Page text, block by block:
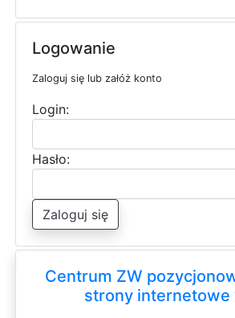
Logowanie
Zaloguj się lub załóż konto
Login:
Hasło:
Zaloguj się
Centrum ZW
strony internetowe